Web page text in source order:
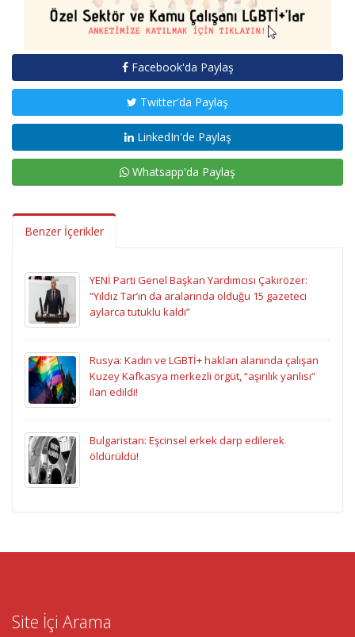
Facebook'da Paylaş
Twitter'da Paylaş
LinkedIn'de Paylaş
Whatsapp'da Paylaş
Benzer İçerikler
YENİ Parti Genel Başkan Yardımcısı Çakırözer:
“Yıldız Tar’ın da aralarında olduğu 15 gazeteci
aylarca tutuklu kaldı”
Rusya: Kadın ve LGBTİ+ hakları alanında çalışan
Kuzey Kafkasya merkezli örgüt, “aşırılık yanlısı”
ilan edildi!
Bulgaristan: Eşcinsel erkek darp edilerek
öldürüldü!
Site İçi Arama